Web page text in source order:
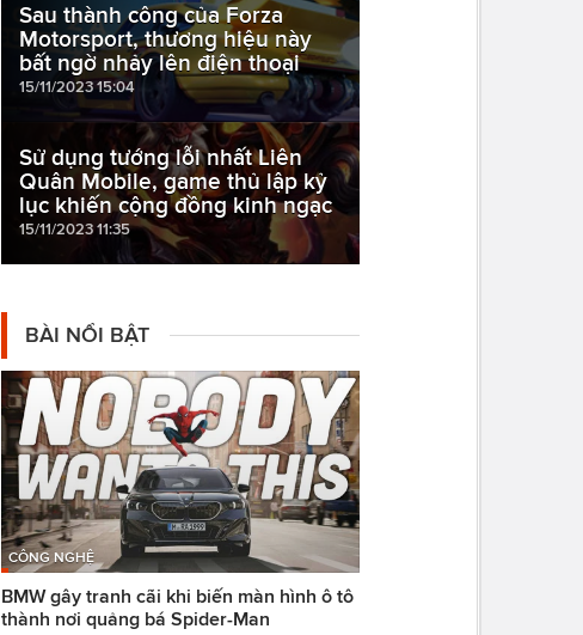
Sau thành công của Forza
Motorsport, thương hiệu này
bất ngờ nhảy lên điện thoại
15/11/2023 15:04
Sử dụng tướng lỗi nhất Liên
Quân Mobile, game thủ lập kỷ
lục khiến cộng đồng kinh ngạc
15/11/2023 11:35
BÀI NỔI BẬT
CÔNG NGHỆ
BMW gây tranh cãi khi biến màn hình ô tô
thành nơi quảng bá Spider-Man